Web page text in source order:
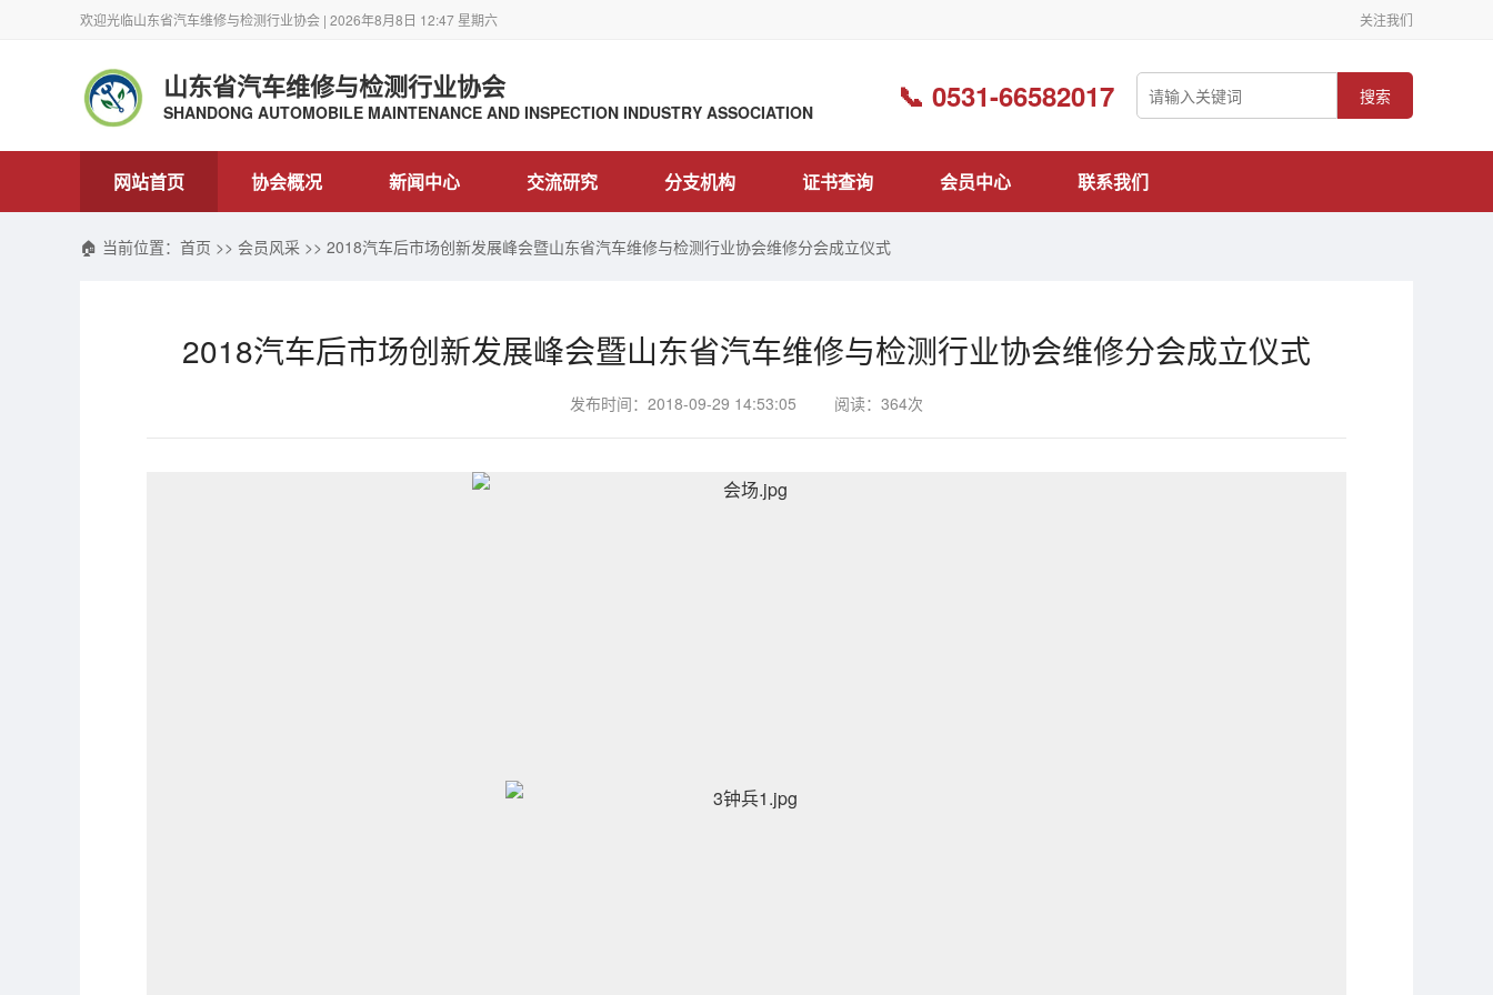
欢迎光临山东省汽车维修与检测行业协会 | 2026年8月8日 12:47 星期六 关注我们
山东省汽车维修与检测行业协会
SHANDONG AUTOMOBILE MAINTENANCE AND INSPECTION INDUSTRY ASSOCIATION 📞 0531-66582017 搜索
网站首页 协会概况 新闻中心 交流研究 分支机构 证书查询 会员中心 联系我们
🏠 当前位置： 首页 >> 会员风采 >> 2018汽车后市场创新发展峰会暨山东省汽车维修与检测行业协会维修分会成立仪式
2018汽车后市场创新发展峰会暨山东省汽车维修与检测行业协会维修分会成立仪式
发布时间：2018-09-29 14:53:05 阅读：364次